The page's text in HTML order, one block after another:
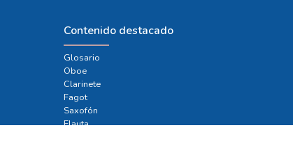
Contenido destacado
Glosario
Oboe
Clarinete
Fagot
Saxofón
Flauta